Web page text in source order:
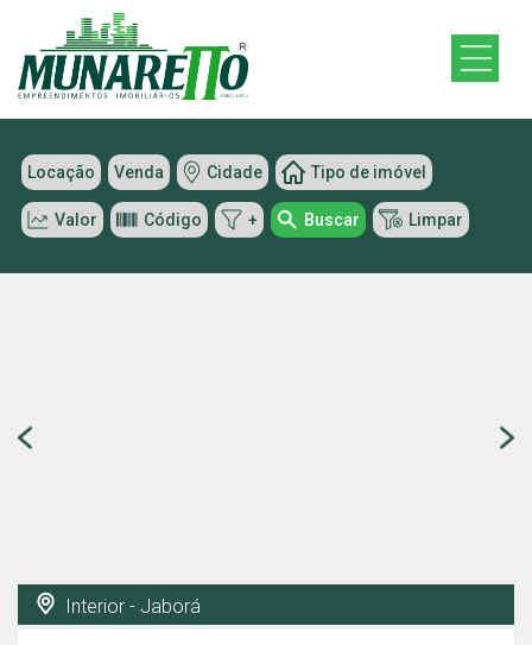
Locação Venda Cidade Tipo de imóvel
Valor Código + Buscar Limpar
Interior - Jaborá